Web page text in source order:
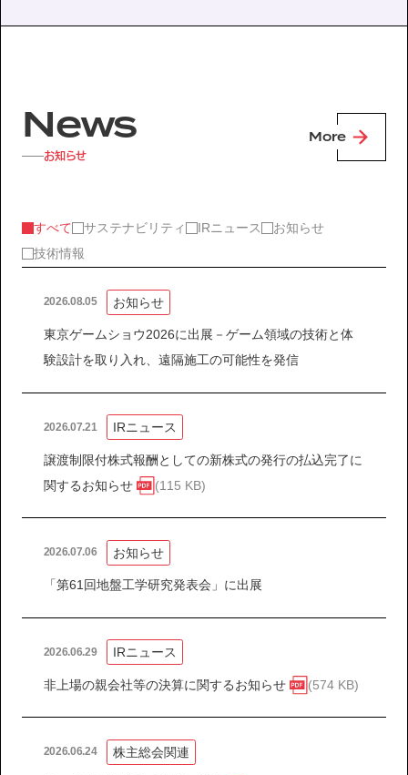
News
お知らせ
More
すべて サステナビリティ IRニュース
お知らせ
技術情報
2026.08.05 お知らせ
東京ゲームショウ2026に出展－ゲーム領域の技術と体
験設計を取り入れ、遠隔施工の可能性を発信
2026.07.21 IRニュース
譲渡制限付株式報酬としての新株式の発行の払込完了に
関するお知らせ
(115 KB)
2026.07.06 お知らせ
「第61回地盤工学研究発表会」に出展
2026.06.29 IRニュース
非上場の親会社等の決算に関するお知らせ (574 KB)
2026.06.24 株主総会関連